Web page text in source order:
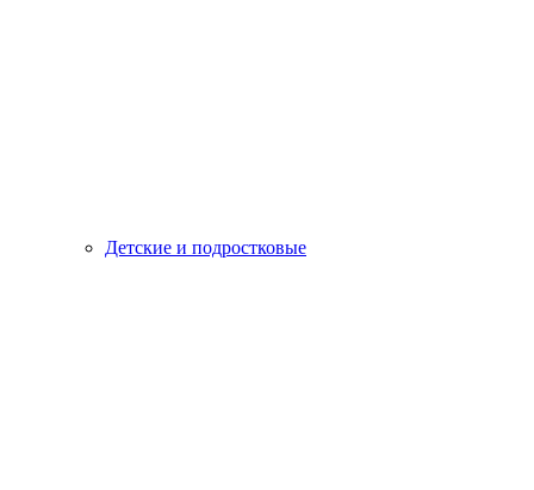
Детские и подростковые